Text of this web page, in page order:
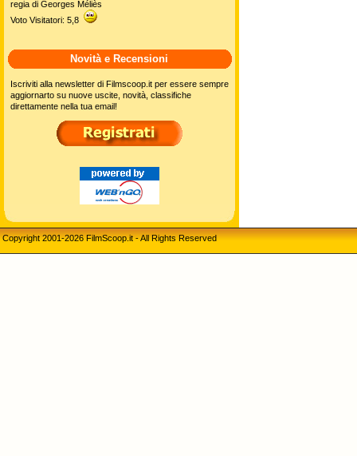
regia di Georges Méliès
Voto Visitatori: 5,8
Novità e Recensioni
Iscriviti alla newsletter di Filmscoop.it per essere sempre
aggiornarto su nuove uscite, novità, classifiche
direttamente nella tua email!
Copyright 2001-2026 FilmScoop.it - All Rights Reserved